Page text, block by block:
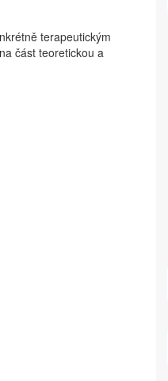
terapeutickým
část teoretickou a